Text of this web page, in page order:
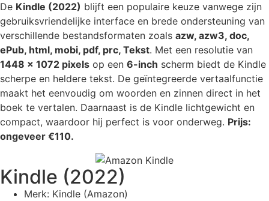
De Kindle (2022) blijft een populaire keuze vanwege zijn
gebruiksvriendelijke interface en brede ondersteuning van
verschillende bestandsformaten zoals azw, azw3, doc,
ePub, html, mobi, pdf, prc, Tekst. Met een resolutie van
1448 x 1072 pixels op een 6-inch scherm biedt de Kindle
scherpe en heldere tekst. De geïntegreerde vertaalfunctie
maakt het eenvoudig om woorden en zinnen direct in het
boek te vertalen. Daarnaast is de Kindle lichtgewicht en
compact, waardoor hij perfect is voor onderweg. Prijs:
ongeveer €110.
Kindle (2022)
Merk: Kindle (Amazon)